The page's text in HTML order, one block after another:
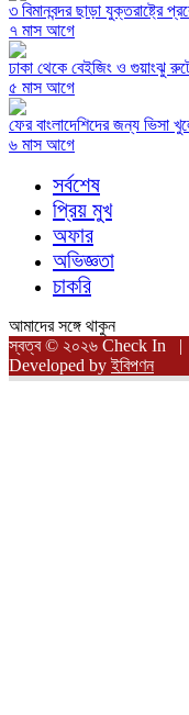
৩ বিমানবন্দর ছাড়া যুক্তরাষ্ট্রে
৭ মাস আগে
ঢাকা থেকে বেইজিং ও গুয়াংঝু
৫ মাস আগে
ফের বাংলাদেশিদের জন্য ভিসা
৬ মাস আগে
সর্বশেষ
প্রিয় মুখ
অফার
অভিজ্ঞতা
চাকরি
আমাদের সঙ্গে থাকুন
স্বত্ব © ২০২৬ Check In |
Developed byইবিপণন